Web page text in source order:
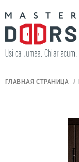
ГЛАВНАЯ СТРАНИЦА